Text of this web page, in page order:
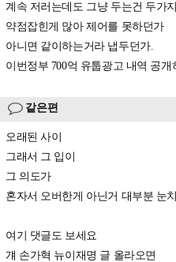
계속 저러는데도 그냥 두는건 두가
약점잡힌게 많아 제어를 못하던가
아니면 같이하는거라 냅두던가.
이번정부 700억 유툽광고 내역 공개
같은편
오래된 사이
그래서 그 입이
그 의도가
혼자서 오버한게 아닌거 대부분 눈
여기 댓글도 보세요
걔 손가혁 뉴이재명 글 올라오면